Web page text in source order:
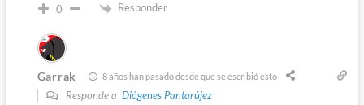
0 Responder
Garrak 8 años han pasado desde que se escribió esto
Responde a Diógenes Pantarújez